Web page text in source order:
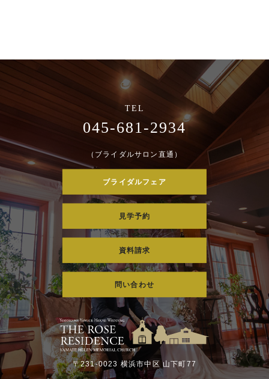
045-681-2934
（ブライダルサロン直通）
ブライダルフェア
見学予約
資料請求
問い合わせ
〒231-0023 横浜市中区 山下町77